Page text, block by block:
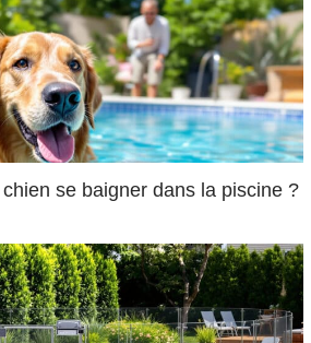
se baigner dans la piscine ?